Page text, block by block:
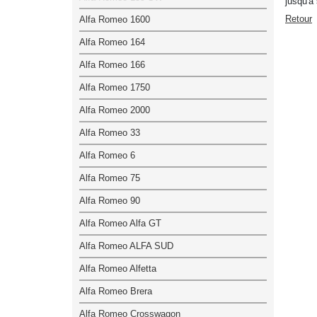
Retour
Alfa Romeo 1600
Alfa Romeo 164
Alfa Romeo 166
Alfa Romeo 1750
Alfa Romeo 2000
Alfa Romeo 33
Alfa Romeo 6
Alfa Romeo 75
Alfa Romeo 90
Alfa Romeo Alfa GT
Alfa Romeo ALFA SUD
Alfa Romeo Alfetta
Alfa Romeo Brera
Alfa Romeo Crosswagon